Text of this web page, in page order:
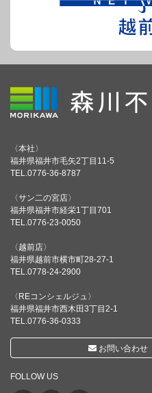
〈本社〉
福井県福井市毛矢2丁目11-5
TEL.0776-36-8787
〈サン二の宮店〉
福井県福井市経栄1丁目701
TEL.0776-23-0050
〈越前店〉
福井県越前市横市町28-27-1
TEL.0778-24-2900
〈REコンシェルジュ〉
福井県福井市西木田3丁目2-1
TEL.0776-36-0333
お問い合わせ
FOLLOW US